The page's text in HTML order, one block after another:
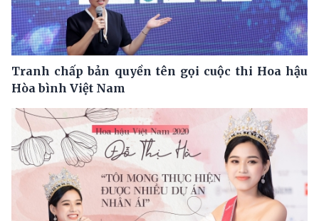
Tranh chấp bản quyền tên gọi cuộc thi Hoa hậu
Hòa bình Việt Nam